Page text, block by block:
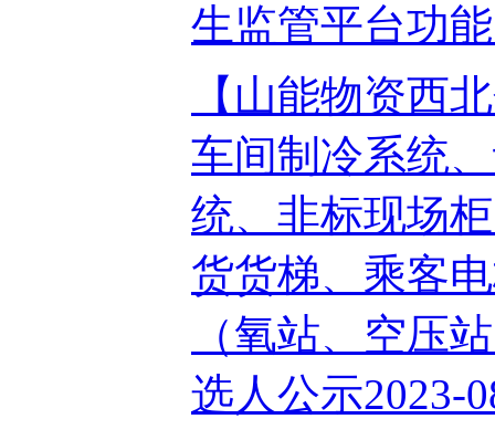
生监管平台功
【山能物资西
车间制冷系统
统、非标现场
货货梯、乘客
（氧站、空压
选人公示2023-